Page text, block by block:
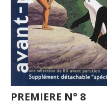
PREMIERE N° 8